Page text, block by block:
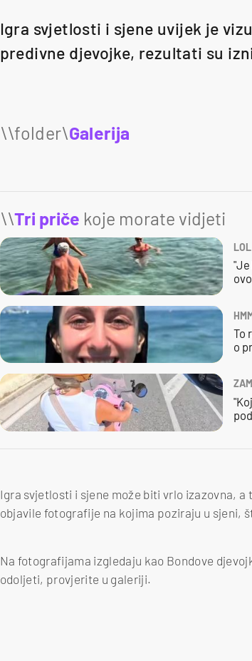
Igra svjetlosti i sjene uvijek je
predivne djevojke, rezultati su
Galerija
\\Tri priče koje morate vidjeti
LOL
"Je
To
o
Igra svjetlosti i sjene može biti vrlo izazovna,
objavile fotografije na kojima poziraju u sjeni,
Na fotografijama izgledaju kao Bondove
odoljeti, provjerite u galeriji.